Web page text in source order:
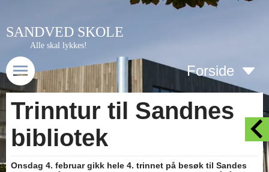
SANDVED SKOLE
Alle skal lykkes!
Forside
Trinntur til Sandnes
bibliotek
Onsdag 4. februar gikk hele 4. trinnet på besøk til Sandes